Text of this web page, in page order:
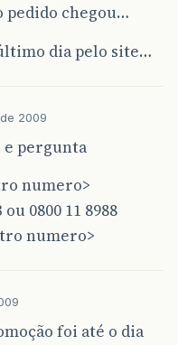
pedido chegou…
dia pelo site…
2009
e pergunta
numero>
0800 11 8988
numero>
foi até o dia